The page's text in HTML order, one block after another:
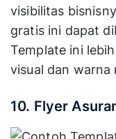
visibilitas
gratis ini dapat
Template ini
visual dan warna
10. Flyer